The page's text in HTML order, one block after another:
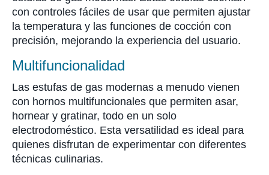
con controles fáciles de usar que permiten ajustar
la temperatura y las funciones de cocción con
precisión, mejorando la experiencia del usuario.
Multifuncionalidad
Las estufas de gas modernas a menudo vienen
con hornos multifuncionales que permiten asar,
hornear y gratinar, todo en un solo
electrodoméstico. Esta versatilidad es ideal para
quienes disfrutan de experimentar con diferentes
técnicas culinarias.